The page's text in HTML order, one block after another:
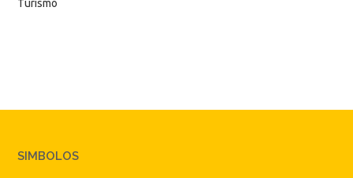
Turismo
SIMBOLOS